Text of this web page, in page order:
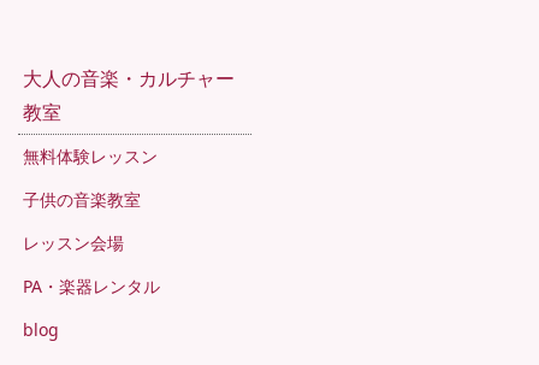
大人の音楽・カルチャー
教室
無料体験レッスン
子供の音楽教室
レッスン会場
PA・楽器レンタル
blog